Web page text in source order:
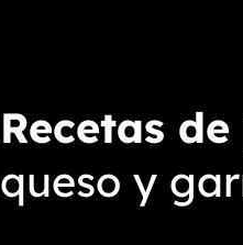
Recetas
queso y